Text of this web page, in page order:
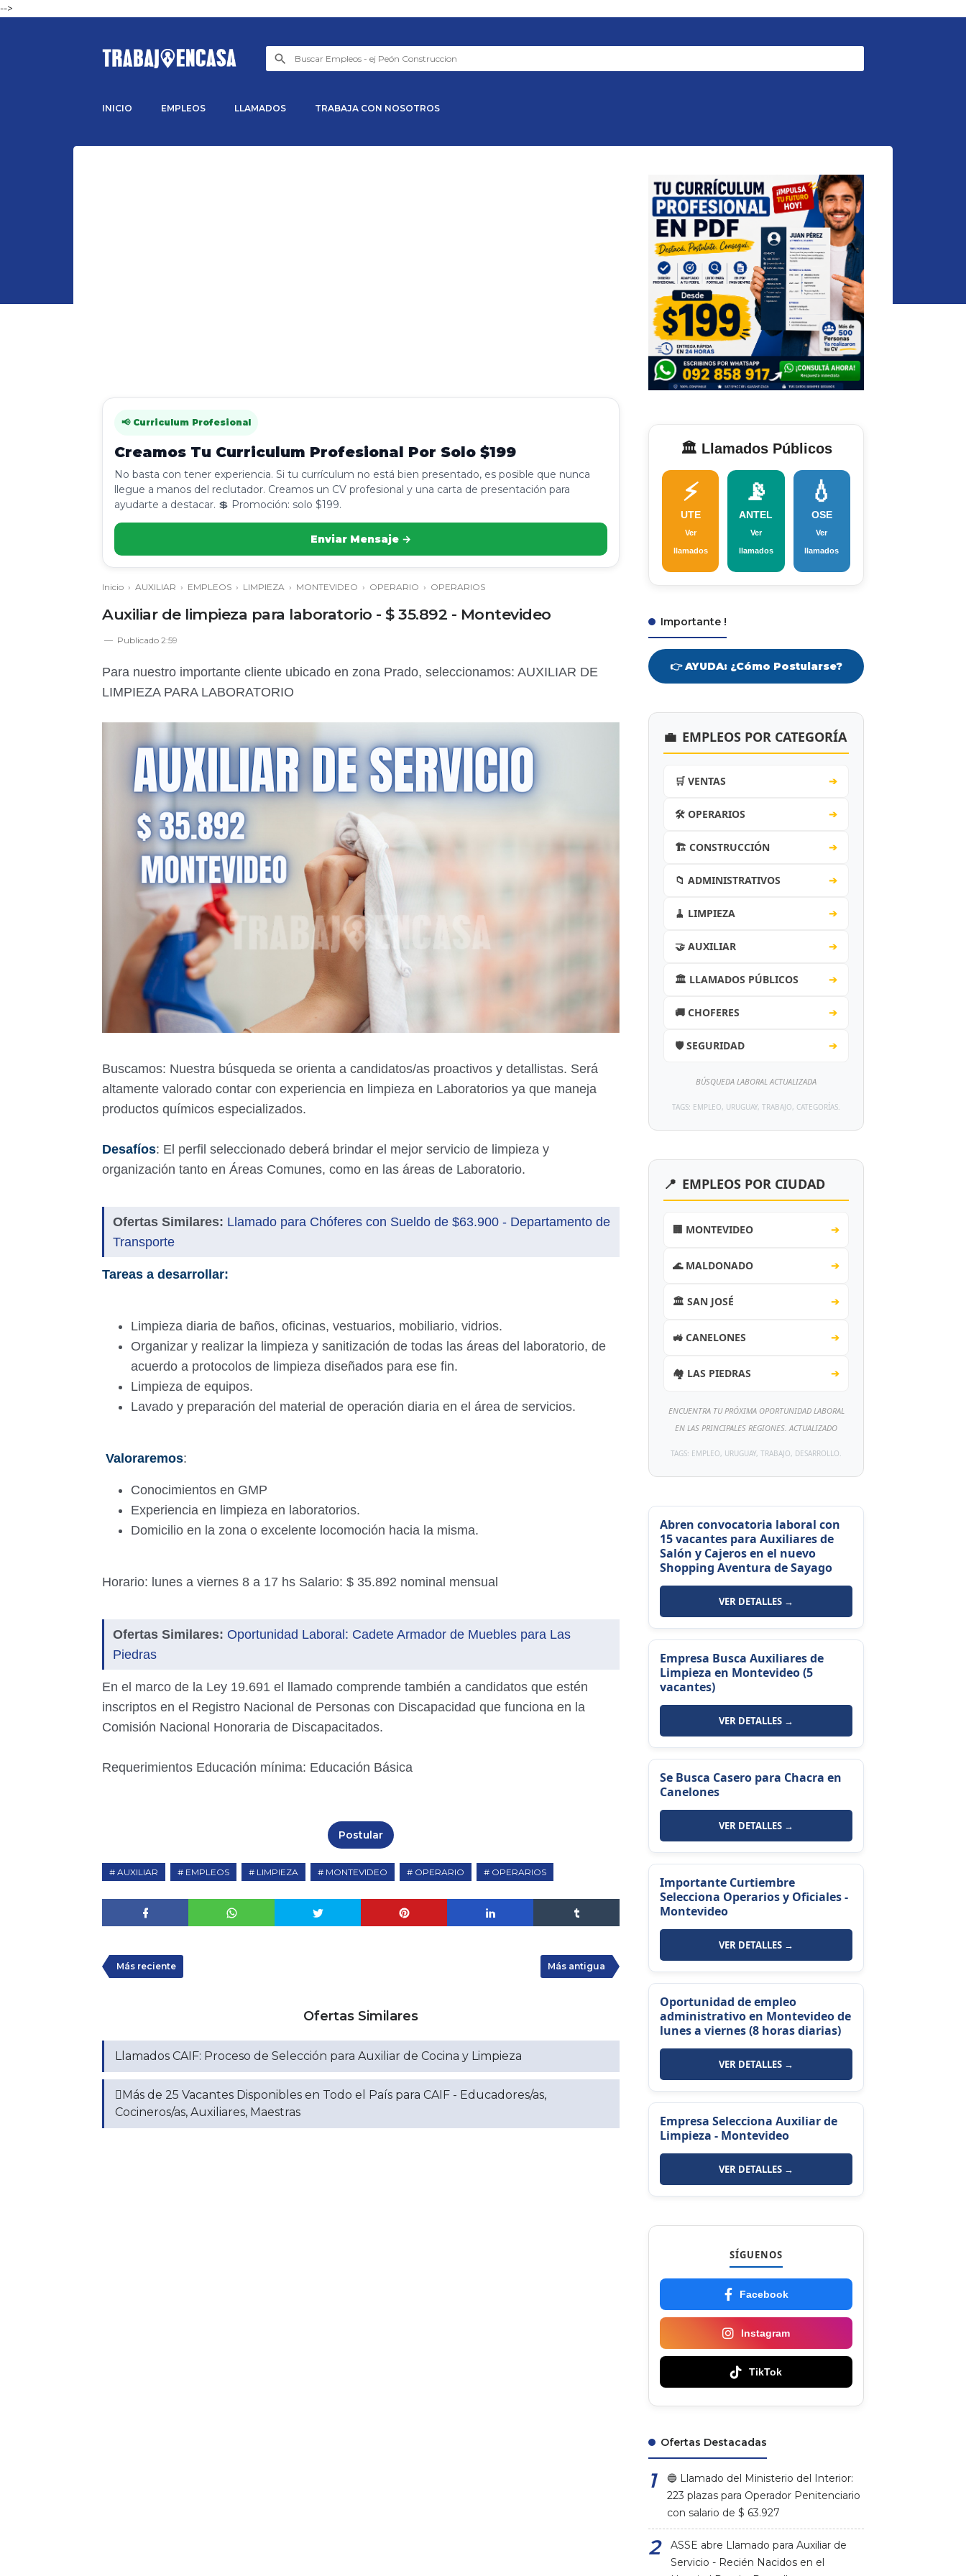
-->
INICIO EMPLEOS LLAMADOS TRABAJA CON NOSOTROS
📢 Curriculum Profesional
Creamos Tu Curriculum Profesional Por Solo $199
No basta con tener experiencia. Si tu currículum no está bien presentado, es posible que nunca
llegue a manos del reclutador. Creamos un CV profesional y una carta de presentación para
ayudarte a destacar. 💲 Promoción: solo $199.
Enviar Mensaje →
Inicio › AUXILIAR › EMPLEOS › LIMPIEZA › MONTEVIDEO › OPERARIO › OPERARIOS
Auxiliar de limpieza para laboratorio - $ 35.892 - Montevideo
Publicado 2:59
Para nuestro importante cliente ubicado en zona Prado, seleccionamos: AUXILIAR DE
LIMPIEZA PARA LABORATORIO
Buscamos: Nuestra búsqueda se orienta a candidatos/as proactivos y detallistas. Será
altamente valorado contar con experiencia en limpieza en Laboratorios ya que maneja
productos químicos especializados.
Desafíos: El perfil seleccionado deberá brindar el mejor servicio de limpieza y
organización tanto en Áreas Comunes, como en las áreas de Laboratorio.
Ofertas Similares: Llamado para Chóferes con Sueldo de $63.900 - Departamento de
Transporte
Tareas a desarrollar:
Limpieza diaria de baños, oficinas, vestuarios, mobiliario, vidrios.
Organizar y realizar la limpieza y sanitización de todas las áreas del laboratorio, de
acuerdo a protocolos de limpieza diseñados para ese fin.
Limpieza de equipos.
Lavado y preparación del material de operación diaria en el área de servicios.
Valoraremos:
Conocimientos en GMP
Experiencia en limpieza en laboratorios.
Domicilio en la zona o excelente locomoción hacia la misma.
Horario: lunes a viernes 8 a 17 hs Salario: $ 35.892 nominal mensual
Ofertas Similares: Oportunidad Laboral: Cadete Armador de Muebles para Las
Piedras
En el marco de la Ley 19.691 el llamado comprende también a candidatos que estén
inscriptos en el Registro Nacional de Personas con Discapacidad que funciona en la
Comisión Nacional Honoraria de Discapacitados.
Requerimientos Educación mínima: Educación Básica
Postular
AUXILIAR EMPLEOS LIMPIEZA MONTEVIDEO OPERARIO OPERARIOS
Más reciente Más antigua
Ofertas Similares
Llamados CAIF: Proceso de Selección para Auxiliar de Cocina y Limpieza
🫟Más de 25 Vacantes Disponibles en Todo el País para CAIF - Educadores/as,
Cocineros/as, Auxiliares, Maestras
🏛️ Llamados Públicos
⚡
UTE
Ver
llamados
📡
ANTEL
Ver
llamados
💧
OSE
Ver
llamados
Importante !
👉 AYUDA: ¿Cómo Postularse?
💼 EMPLEOS POR CATEGORÍA
🛒 VENTAS ➔
🛠️ OPERARIOS ➔
🏗️ CONSTRUCCIÓN ➔
📁 ADMINISTRATIVOS ➔
🧹 LIMPIEZA ➔
🤝 AUXILIAR ➔
🏛️ LLAMADOS PÚBLICOS ➔
🚚 CHOFERES ➔
🛡️ SEGURIDAD ➔
BÚSQUEDA LABORAL ACTUALIZADA
TAGS: EMPLEO, URUGUAY, TRABAJO, CATEGORÍAS.
📍 EMPLEOS POR CIUDAD
🏢 MONTEVIDEO ➔
🌊 MALDONADO ➔
🏛️ SAN JOSÉ ➔
🚜 CANELONES ➔
🏘️ LAS PIEDRAS ➔
ENCUENTRA TU PRÓXIMA OPORTUNIDAD LABORAL
EN LAS PRINCIPALES REGIONES. ACTUALIZADO
TAGS: EMPLEO, URUGUAY, TRABAJO, DESARROLLO.
Abren convocatoria laboral con
15 vacantes para Auxiliares de
Salón y Cajeros en el nuevo
Shopping Aventura de Sayago
VER DETALLES →
Empresa Busca Auxiliares de
Limpieza en Montevideo (5
vacantes)
VER DETALLES →
Se Busca Casero para Chacra en
Canelones
VER DETALLES →
Importante Curtiembre
Selecciona Operarios y Oficiales -
Montevideo
VER DETALLES →
Oportunidad de empleo
administrativo en Montevideo de
lunes a viernes (8 horas diarias)
VER DETALLES →
Empresa Selecciona Auxiliar de
Limpieza - Montevideo
VER DETALLES →
SÍGUENOS
Facebook
Instagram
TikTok
Ofertas Destacadas
🔵 Llamado del Ministerio del Interior:
223 plazas para Operador Penitenciario
con salario de $ 63.927
ASSE abre Llamado para Auxiliar de
Servicio - Recién Nacidos en el